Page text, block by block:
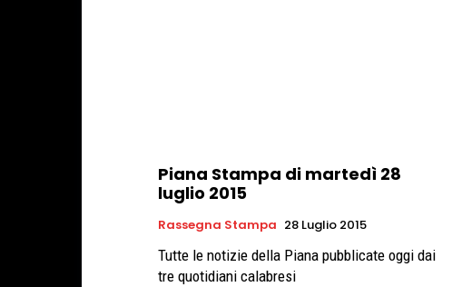
Piana Stampa di martedì 28
luglio 2015
Rassegna Stampa 28 Luglio 2015
Tutte le notizie della Piana pubblicate oggi dai
tre quotidiani calabresi